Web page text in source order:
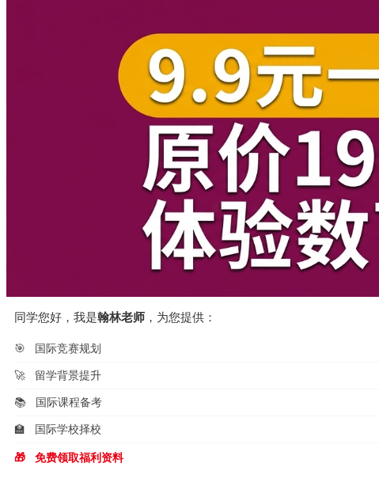
同学您好，我是翰林老师 ，为您提供：
🎯 国际竞赛规划
🚀 留学背景提升
📚 国际课程备考
🏫 国际学校择校
🎁 免费领取福利资料